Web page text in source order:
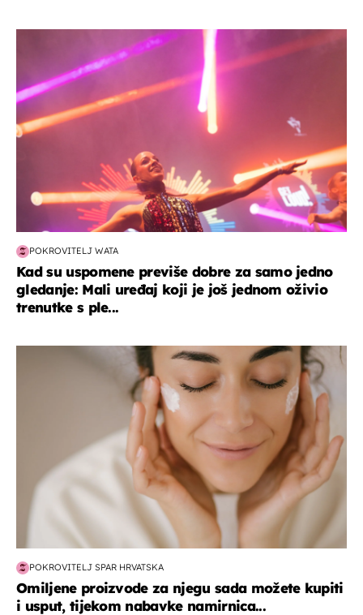
POKROVITELJ WATA
Kad su uspomene previše dobre za samo jedno
gledanje: Mali uređaj koji je još jednom oživio
trenutke s ple...
moda & ljepota
POKROVITELJ SPAR HRVATSKA
Omiljene proizvode za njegu sada možete kupiti
i usput, tijekom nabavke namirnica...